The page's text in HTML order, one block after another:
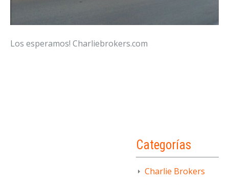
Los esperamos! Charliebrokers.com
Categorías
Charlie Brokers